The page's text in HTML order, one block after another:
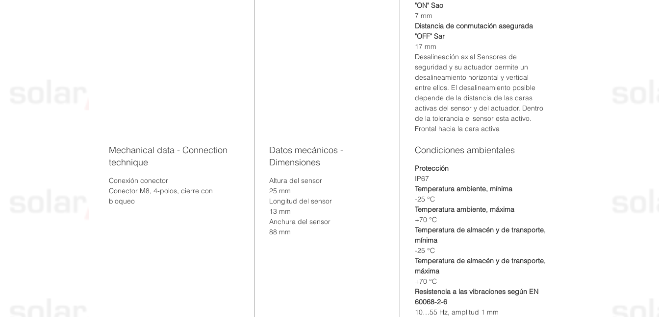
"ON" Sao
7 mm
Distancia de conmutación asegurada
"OFF" Sar
17 mm
Desalineación axial Sensores de
seguridad y su actuador permite un
desalineamiento horizontal y vertical
entre ellos. El desalineamiento posible
depende de la distancia de las caras
activas del sensor y del actuador. Dentro
de la tolerancia el sensor esta activo.
Frontal hacia la cara activa
Mechanical data - Connection
technique
Conexión conector
Conector M8, 4-polos, cierre con
bloqueo
Datos mecánicos -
Dimensiones
Altura del sensor
25 mm
Longitud del sensor
13 mm
Anchura del sensor
88 mm
Condiciones ambientales
Protección
IP67
Temperatura ambiente, mínima
-25 °C
Temperatura ambiente, máxima
+70 °C
Temperatura de almacén y de transporte,
mínima
-25 °C
Temperatura de almacén y de transporte,
máxima
+70 °C
Resistencia a las vibraciones según EN
60068-2-6
10…55 Hz, amplitud 1 mm